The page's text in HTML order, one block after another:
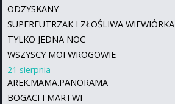
ODZYSKANY
SUPERFUTRZAK I ZŁOŚLIWA WIEWIÓRKA
TYLKO JEDNA NOC
WSZYSCY MOI WROGOWIE
21 sierpnia
AREK.MAMA.PANORAMA
BOGACI I MARTWI